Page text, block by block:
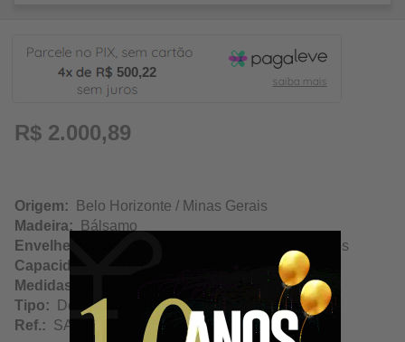
500,22
R$ 2.000,89
Origem: Belo Horizonte / Minas Gerais
Madeira: Bálsamo
Envelhecimento:
Cachaça, Whisky, Vinho e outros
Capacidade:
Medidas Aproximadas:
(LxAxC) 40x53x44cm
Tipo: Dorna Prime / Luxo
Ref.: SA14920